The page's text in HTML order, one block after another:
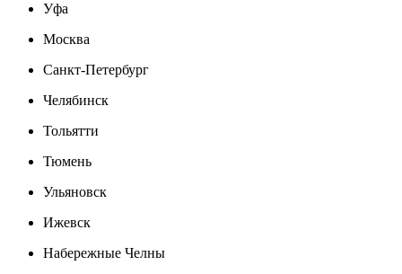
Уфа
Москва
Санкт-Петербург
Челябинск
Тольятти
Тюмень
Ульяновск
Ижевск
Набережные Челны